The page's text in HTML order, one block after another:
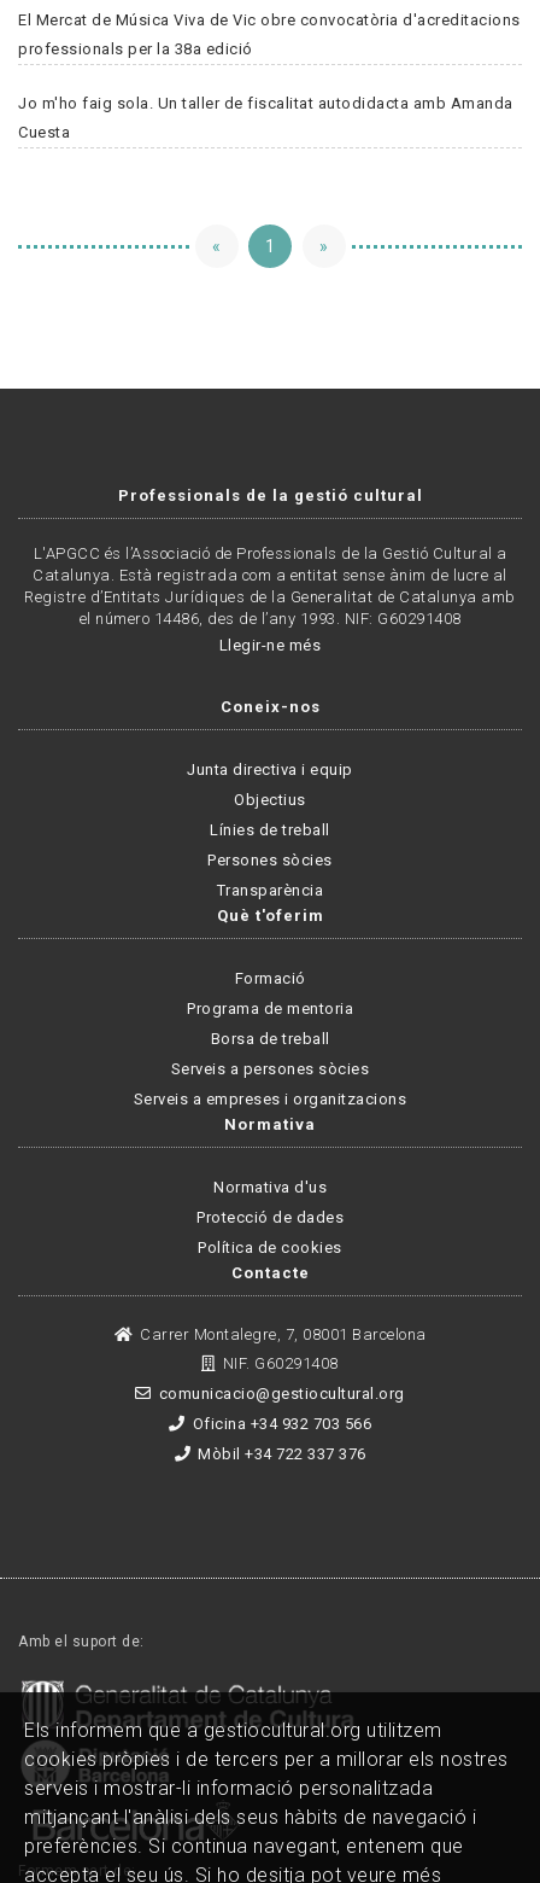
El Mercat de Música Viva de Vic obre convocatòria d'acreditacions
professionals per la 38a edició
Jo m'ho faig sola. Un taller de fiscalitat autodidacta amb Amanda
Cuesta
« 1 »
Professionals de la gestió cultural
L'APGCC és l’Associació de Professionals de la Gestió Cultural a
Catalunya. Està registrada com a entitat sense ànim de lucre al
Registre d’Entitats Jurídiques de la Generalitat de Catalunya amb
el número 14486, des de l’any 1993. NIF: G60291408
Llegir-ne més
Coneix-nos
Junta directiva i equip
Objectius
Línies de treball
Persones sòcies
Transparència
Què t'oferim
Formació
Programa de mentoria
Borsa de treball
Serveis a persones sòcies
Serveis a empreses i organitzacions
Normativa
Normativa d'us
Protecció de dades
Política de cookies
Contacte
Carrer Montalegre, 7, 08001 Barcelona
NIF. G60291408
comunicacio@gestiocultural.org
Oficina +34 932 703 566
Mòbil +34 722 337 376
Amb el suport de:
Formem part de:
Els informem que a gestiocultural.org utilitzem
cookies pròpies i de tercers per a millorar els nostres
serveis i mostrar-li informació personalitzada
mitjançant l'anàlisi dels seus hàbits de navegació i
preferències. Si continua navegant, entenem que
accepta el seu ús. Si ho desitja pot veure més